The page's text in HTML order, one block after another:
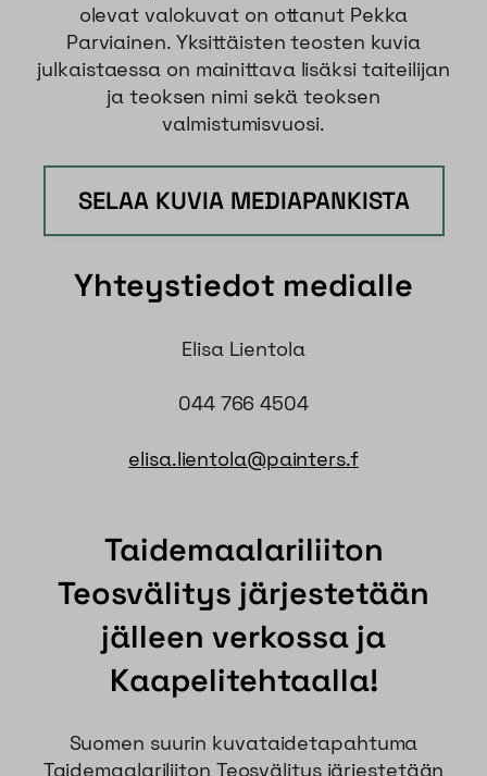
olevat valokuvat on ottanut Pekka
Parviainen. Yksittäisten teosten kuvia
julkaistaessa on mainittava lisäksi taiteilijan
ja teoksen nimi sekä teoksen
valmistumisvuosi.
SELAA KUVIA MEDIAPANKISTA
Yhteystiedot medialle
Elisa Lientola
044 766 4504
elisa.lientola@painters.f
Taidemaalariliiton
Teosvälitys järjestetään
jälleen verkossa ja
Kaapelitehtaalla!
Suomen suurin kuvataidetapahtuma
Taidemaalariliiton Teosvälitys järjestetään